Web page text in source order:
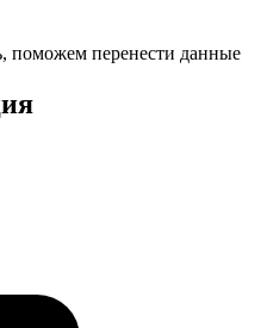
поможем перенести данные